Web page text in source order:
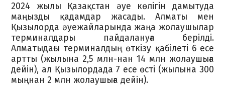
2024 жылы Қазақстан әуе көлігін дамытуда
маңызды қадамдар жасады. Алматы мен
Қызылорда әуежайларында жаңа жолаушылар
терминалдары пайдалануға берілді.
Алматыдағы терминалдың өткізу қабілеті 6 есе
артты (жылына 2,5 млн-нан 14 млн жолаушыға
дейін), ал Қызылордада 7 есе өсті (жылына 300
мыңнан 2 млн жолаушыға дейін).